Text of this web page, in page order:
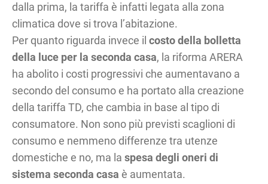
dalla prima, la tariffa è infatti legata alla zona
climatica dove si trova l’abitazione.
Per quanto riguarda invece il costo della bolletta
della luce per la seconda casa, la riforma ARERA
ha abolito i costi progressivi che aumentavano a
secondo del consumo e ha portato alla creazione
della tariffa TD, che cambia in base al tipo di
consumatore. Non sono più previsti scaglioni di
consumo e nemmeno differenze tra utenze
domestiche e no, ma laspesa degli oneri di
sistema seconda casa è aumentata.